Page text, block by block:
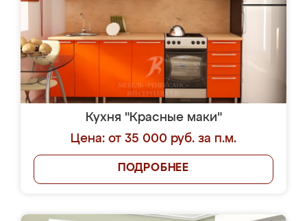
Кухня "Красные маки"
Цена: от 35 000 руб. за п.м.
ПОДРОБНЕЕ